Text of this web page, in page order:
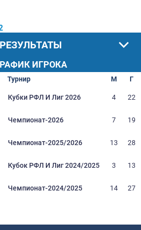
РЕЗУЛЬТАТЫ
ИГРОКА
Турнир М Г
Кубки РФЛ И Лиг 2026 4 22
Чемпионат-2026 7 19
Чемпионат-2025/2026 13 28
Кубок РФЛ И Лиг 2024/2025 3 13
Чемпионат-2024/2025 14 27